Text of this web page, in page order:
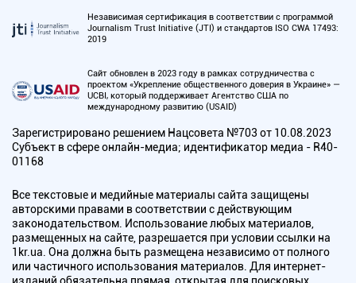
Независимая сертификация в соответствии с программой
Journalism Trust Initiative (JTI) и стандартов ISO CWA 17493:
2019
Сайт обновлен в 2023 году в рамках сотрудничества с
проектом «Укрепление общественного доверия в Украине» —
UCBI, который поддерживает Агентство США по
международному развитию (USAID)
Зарегистрировано решением Нацсовета №703 от 10.08.2023
Субъект в сфере онлайн-медиа; идентификатор медиа - R40-
01168
Все текстовые и медийные материалы сайта защищены
авторскими правами в соответствии с действующим
законодательством. Использование любых материалов,
размещенных на сайте, разрешается при условии ссылки на
1kr.ua. Она должна быть размещена независимо от полного
или частичного использования материалов. Для интернет-